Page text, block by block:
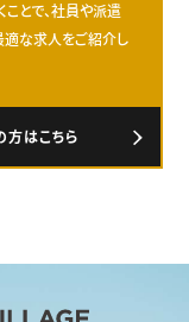
とで、社員や派遣
適な求人をご紹介し
はこちら